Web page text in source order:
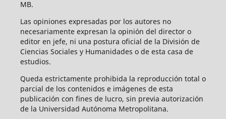
MB.
Las opiniones expresadas por los autores no
necesariamente expresan la opinión del director o
editor en jefe, ni una postura oficial de la División de
Ciencias Sociales y Humanidades o de esta casa de
estudios.
Queda estrictamente prohibida la reproducción total o
parcial de los contenidos e imágenes de esta
publicación con fines de lucro, sin previa autorización
de la Universidad Autónoma Metropolitana.